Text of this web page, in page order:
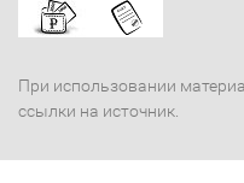
При использовании
ссылки на источник.